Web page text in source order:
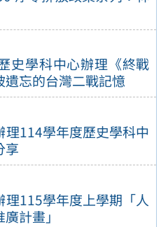
史學科中心辦理《終戰
忘的台灣二戰記憶
114學年度歷史學科中
享
115學年度上學期「人
計畫」